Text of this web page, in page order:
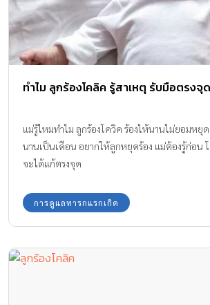
ทำไม ลูกร้องโคลิค รู้สาเหตุ รับมือตรงจุ
แม่รู้ไหมทำไม ลูกร้องโควิค ร้องไห้นานไม่ยอมหยุด
นานเป็นเดือน อยากให้ลูกหยุดร้อง แม่ต้องรู้ก่อน
จะได้แก้ตรงจุด
การดูแลทารกแรกเกิด